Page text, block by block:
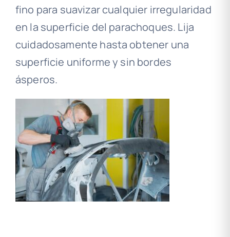
fino para suavizar cualquier irregularidad
en la superficie del parachoques. Lija
cuidadosamente hasta obtener una
superficie uniforme y sin bordes
ásperos.